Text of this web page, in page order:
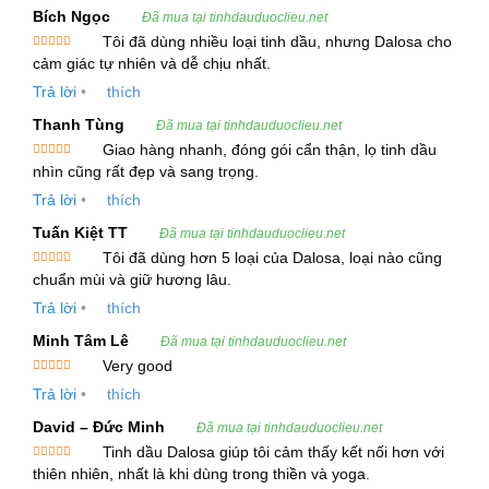
Các thành phần hóa học khác như citronelol,
geranial và các hoạt chất khác cũng đóng góp vào
tính năng của tinh dầu này.
Tinh dầu Bạch Đàn Chanh được chiết xuất chủ
yếu từ cành và lá của cây thông qua phương
pháp hơi nước, giúp giữ lại đầy đủ các tinh chất
tự nhiên trong lá cây. Sản phẩm có màu xanh nhạt
đến vàng nhạt và mùi thơm đặc trưng của chanh
và sả, tạo cảm giác tươi mới và sảng khoái.
Thông Tin Kỹ Thuật Của Tinh Dầu Bạch Đàn
Chanh
Bộ phận chiết xuất
Phương pháp chiết xuất: Hơi nước
Màu sắc: Xanh nhạt đến vàng nhạt
Bích Ngọc
Đã mua tại tinhdauduoclieu.net
Được xếp
hạng 55
Tôi đã dùng nhiều loại tinh dầu, nhưng Dalosa cho
cảm giác tự nhiên và dễ chịu nhất.
Trả lời •
thích
Thanh Tùng
Đã mua tại tinhdauduoclieu.net
Được xếp
hạng5 5
Giao hàng nhanh, đóng gói cẩn thận, lọ tinh dầu
nhìn cũng rất đẹp và sang trọng.
Trả lời •
thích
Tuấn Kiệt TT
Đã mua tại tinhdauduoclieu.net
Được xếp
hạng55
Tôi đã dùng hơn 5 loại của Dalosa, loại nào cũng
chuẩn mùi và giữ hương lâu.
Trả lời •
thích
Minh Tâm Lê
Đã mua tại tinhdauduoclieu.net
hạng
55
Very good
Trả lời •
thích
David – Đức Minh
Đã mua tại tinhdauduoclieu.net
Được xếp
hạng5 5
Tinh dầu Dalosa giúp tôi cảm thấy kết nối hơn với
thiên nhiên, nhất là khi dùng trong thiền và yoga.